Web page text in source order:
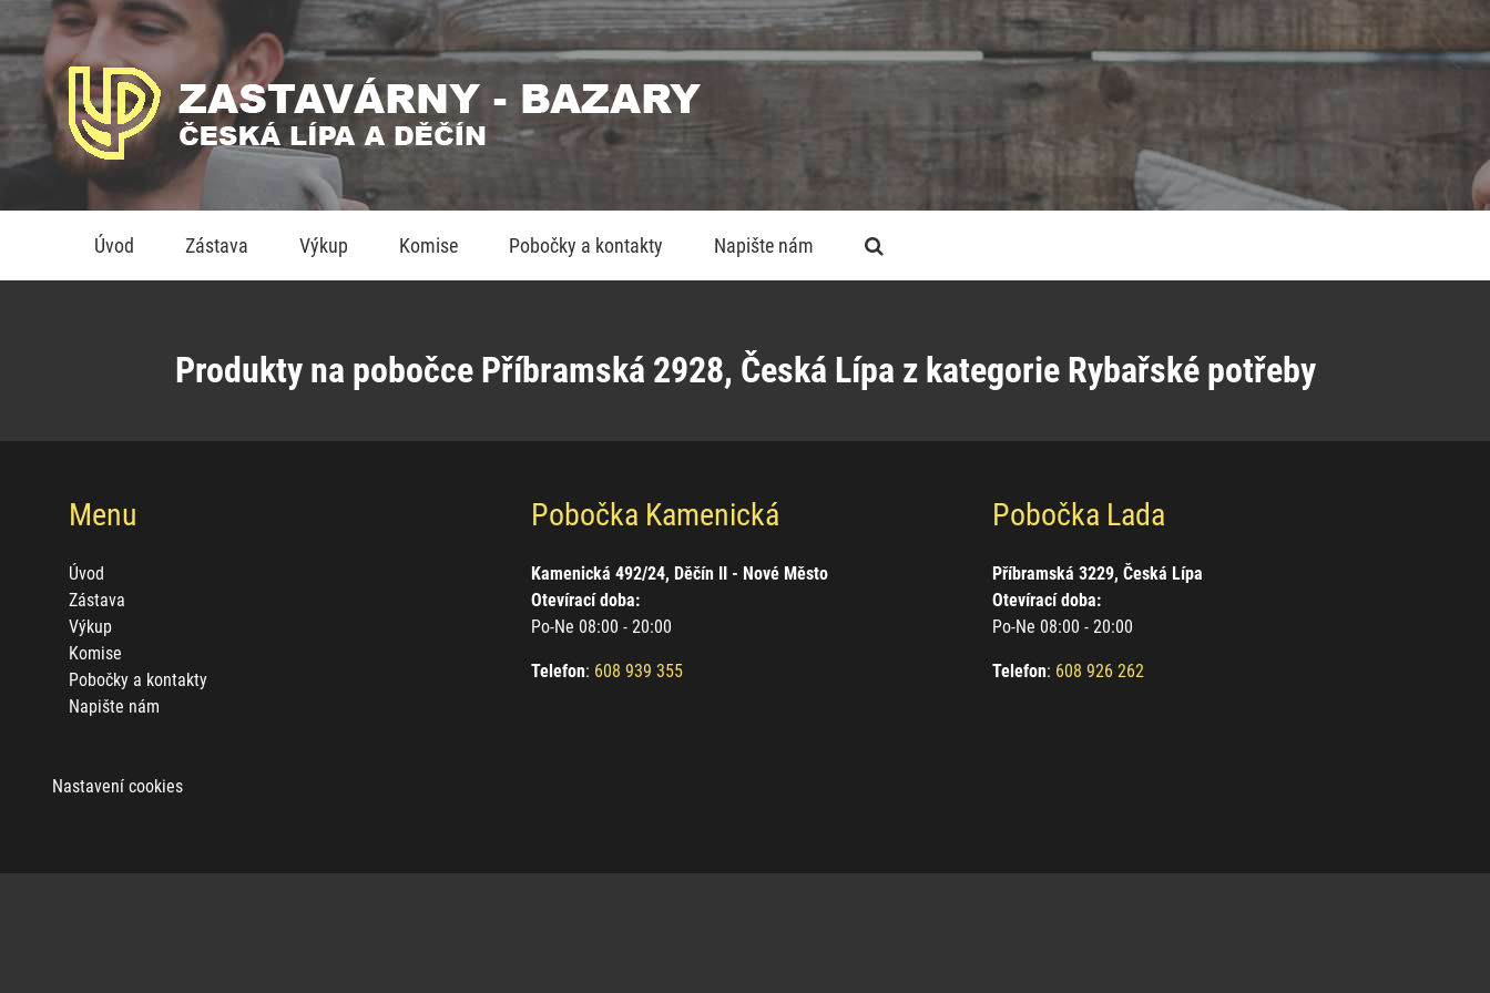
Úvod Zástava Výkup Komise Pobočky a kontakty Napište nám
Produkty na pobočce Příbramská 2928, Česká Lípa z kategorie Rybařské potřeby
Menu
Úvod
Zástava
Výkup
Komise
Pobočky a kontakty
Napište nám
Pobočka Kamenická
Kamenická 492/24, Děčín II - Nové Město
Otevírací doba:
Po-Ne 08:00 - 20:00
Telefon: 608 939 355
Pobočka Lada
Příbramská 3229, Česká Lípa
Otevírací doba:
Po-Ne 08:00 - 20:00
Telefon: 608 926 262
Nastavení cookies